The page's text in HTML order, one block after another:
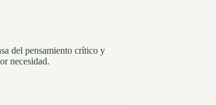
del pensamiento crítico y
necesidad.